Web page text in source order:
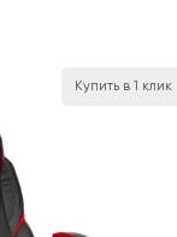
Купить в 1 клик